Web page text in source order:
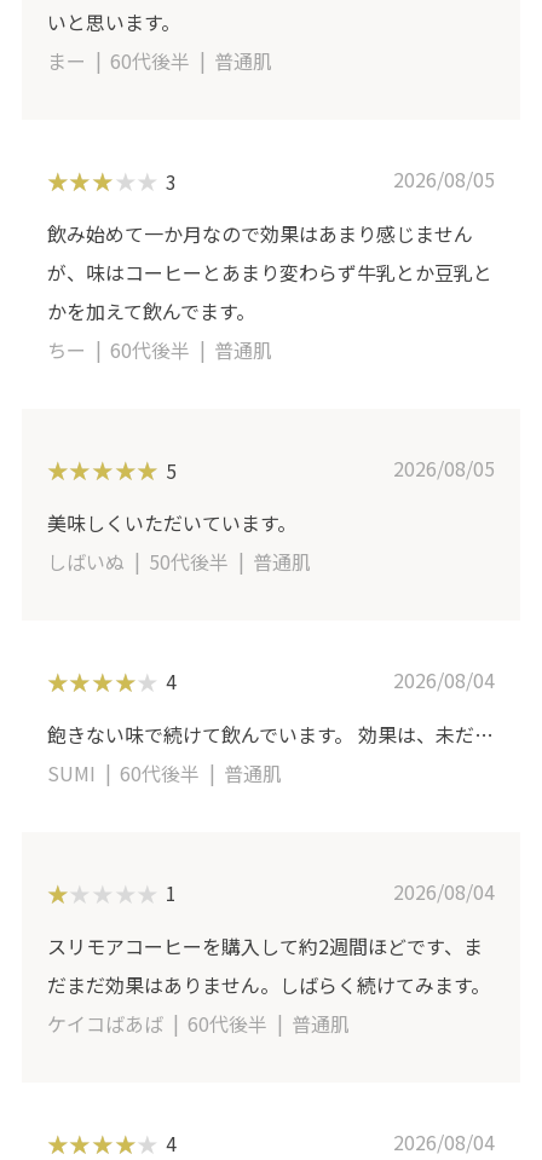
いと思います。
まー
60代後半 普通肌
3
2026/08/05
飲み始めて一か月なので効果はあまり感じません
が、味はコーヒーとあまり変わらず牛乳とか豆乳と
かを加えて飲んでます。
ちー
60代後半 普通肌
5
2026/08/05
美味しくいただいています。
しばいぬ
50代後半 普通肌
4
2026/08/04
飽きない味で続けて飲んでいます。 効果は、未だ…
SUMI
60代後半 普通肌
1
2026/08/04
スリモアコーヒーを購入して約2週間ほどです、ま
だまだ効果はありません。しばらく続けてみます。
ケイコばあば
60代後半 普通肌
4
2026/08/04